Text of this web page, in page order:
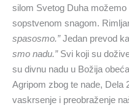
silom Svetog Duha
sopstvenom snagom.
spasosmo.”Jedan prevod
smo nadu.” Svi koji su
su divnu nadu u Božija
Agripom zbog te nade, Dela
vaskrsenje i preobraženje